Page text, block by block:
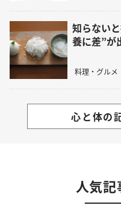
知らない
養に差”が
料理・グルメ
心と体の
人気記